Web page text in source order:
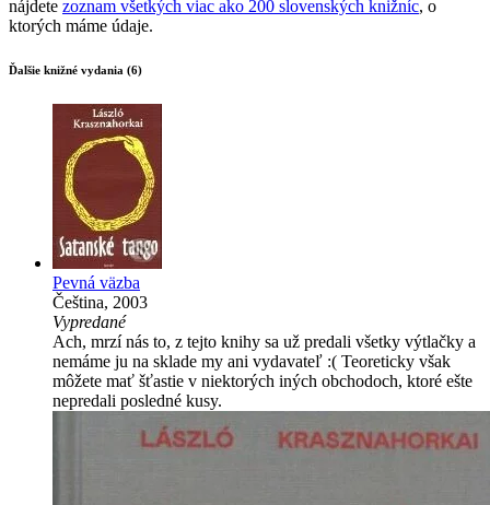
nájdete zoznam všetkých viac ako 200 slovenských knižníc, o
ktorých máme údaje.
Ďalšie knižné vydania (6)
Pevná väzba
Čeština, 2003
Vypredané
Ach, mrzí nás to, z tejto knihy sa už predali všetky výtlačky a
nemáme ju na sklade my ani vydavateľ :( Teoreticky však
môžete mať šťastie v niektorých iných obchodoch, ktoré ešte
nepredali posledné kusy.